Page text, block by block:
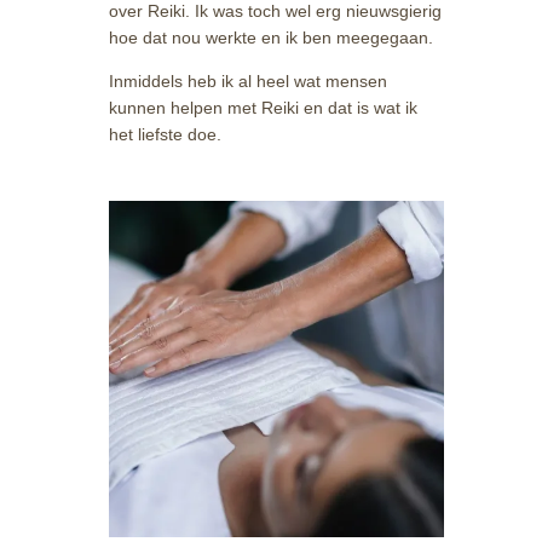
over Reiki. Ik was toch wel erg nieuwsgierig
hoe dat nou werkte en ik ben meegegaan.
Inmiddels heb ik al heel wat mensen
kunnen helpen met Reiki en dat is wat ik
het liefste doe.